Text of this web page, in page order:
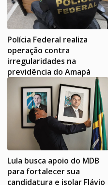
Polícia Federal realiza
operação contra
irregularidades na
previdência do Amapá
Lula busca apoio do MDB
para fortalecer sua
candidatura e isolar Flávio